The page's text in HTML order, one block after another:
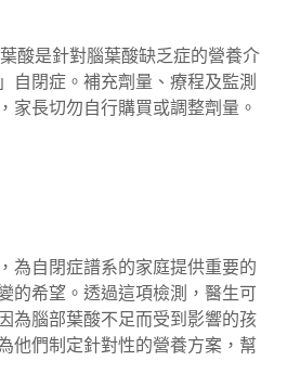
酸是針對腦葉酸缺乏症的營養介
自閉症。補充劑量、療程及監測
家長切勿自行購買或調整劑量。
為自閉症譜系的家庭提供重要的
的希望。透過這項檢測，醫生可
為腦部葉酸不足而受到影響的孩
他們制定針對性的營養方案，幫